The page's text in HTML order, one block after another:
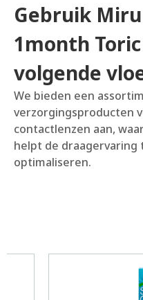
Gebruik Miru
1month
volgende
We bieden een
verzorgingsproducten
contactlenzen aan,
helpt de draagervaring
optimaliseren.